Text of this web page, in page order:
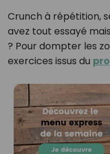
Crunch à répétition,
avez tout essayé
? Pour dompter les
exercices issus du